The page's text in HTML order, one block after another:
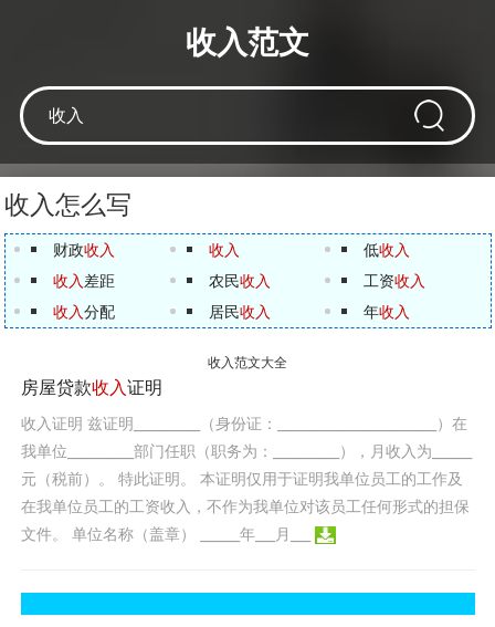
收入范文
收入怎么写
财政收入 收入 低收入
收入差距 农民收入 工资收入
收入分配 居民收入 年收入
收入范文大全
房屋贷款收入证明
收入证明 兹证明__________（身份证：________________________）在
我单位__________部门任职（职务为：__________），月收入为______
元（税前）。 特此证明。 本证明仅用于证明我单位员工的工作及
在我单位员工的工资收入，不作为我单位对该员工任何形式的担保
文件。 单位名称（盖章） ______年___月___